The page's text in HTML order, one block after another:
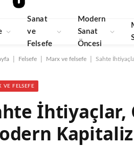
Sanat
ve
Felsefe
Modern
Sanat
Öncesi
Felsefe Marx ve felsefe Sahte
VE FELSEFE
İhtiyaçlar,